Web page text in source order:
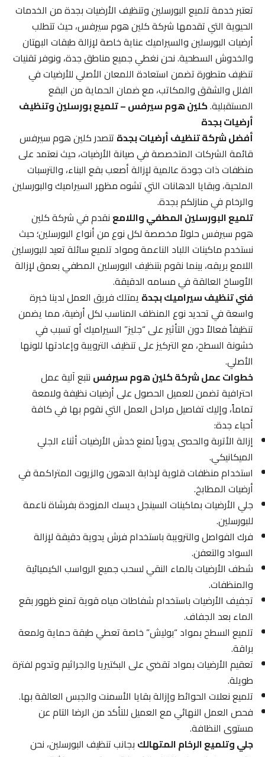
تعتبر خدمة تلميع البورسلين وتنظيف الأرضيات بجدة من الخدمات
الحيوية التي تقدمها شركة كلين هوم سيرفس، حيث تتطلب
أرضيات البورسلين والسيراميك عناية خاصة لإزالة طبقات البهتان
والخدوش السطحية. نحن نغطي جميع مناطق جدة، ونوفر تقنيات
تنظيف متطورة تضمن استعادة اللمعان الأصلي للأرضيات في
الفلل والشقق والمكاتب، مع ضمان الحماية من البقع
المستقبلية.كلين هوم سيرفس – تلميع بورسلين وتنظيف
أرضيات بجدة
أفضل شركة تنظيف أرضيات بجدةتتصدر كلين هوم سيرفس
قائمة الشركات المتخصصة في صيانة الأرضيات، حيث نعتمد على
منظفات ذات جودة عالمية لإزالة أصعب بقع البناء، والترسبات
الملحية، وبقايا الدهانات التي تشوه مظهر السيراميك والبورسلين
والرخام في منازلكم بجدة.
تلميع البورسلين المطفي واللامعنقدم في شركة كلين
هوم سيرفس حلولاً مخصصة لكل نوع من أنواع البورسلين؛ حيث
نستخدم ماكينات اللباد الناعمة ومواد تلميع سائلة تعيد للبورسلين
اللامع بريقه، بينما نقوم بتنظيف البورسلين المطفي بعمق لإزالة
الأوساخ العالقة في مسامه الدقيقة.
فني تنظيف سيراميك بجدةيمتلك فريق العمل لدينا خبرة
واسعة في تحديد نوع المنظف المناسب لكل أرضية، مما يضمن
تنظيفاً فعالاً دون التأثير على “جليز” السيراميك أو تسبب في
خشونة السطح، مع التركيز على تنظيف الترويبة وإعادتها للونها
الأصلي.
خطوات عمل شركة كلين هوم سيرفسنتبع آلية عمل
احترافية تضمن للعميل الحصول على أرضيات نظيفة ولامعة
تماماً، وإليك تفاصيل مراحل العمل التي نقوم بها في كافة
أحياء جدة:
إزالة الأتربة والحصى يدوياً لمنع خدش الأرضيات أثناء الجلي
الميكانيكي.
استخدام منظفات قلوية لإذابة الدهون والزيوت المتراكمة في
أرضيات المطابخ.
جلي الأرضيات بماكينات السينجل ديسك المزودة بفرشاة ناعمة
للبورسلين.
فرك الفواصل والترويبة باستخدام فرش يدوية دقيقة لإزالة
السواد والتعفن.
شطف الأرضيات بالماء النقي لسحب جميع الرواسب الكيميائية
والمنظفات.
تجفيف الأرضيات باستخدام شفاطات مياه قوية تمنع ظهور بقع
الماء بعد الجفاف.
تلميع السطح بمواد “بوليش” خاصة تعطي طبقة حماية ولمعة
براقة.
تعقيم الأرضيات بمواد تقضي على البكتيريا والجراثيم وتدوم لفترة
طويلة.
تلميع نعلات الحوائط وإزالة بقايا الأسمنت والجبس العالقة بها.
فحص العمل النهائي مع العميل للتأكد من الرضا التام عن
مستوى النظافة.
جلي وتلميع الرخام المتهالكبجانب تنظيف البورسلين، نحن